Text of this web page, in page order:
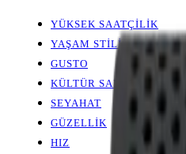
YÜKSEK SAATÇİLİK
YAŞAM STİLİ
GUSTO
KÜLTÜR SANAT
SEYAHAT
GÜZELLİK
HIZ